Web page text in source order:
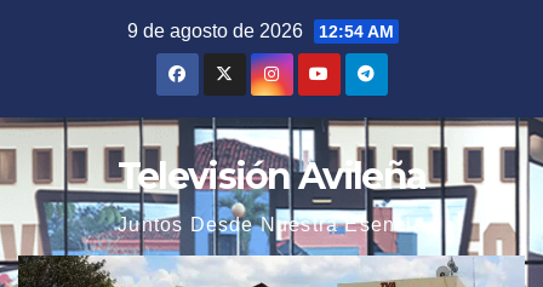
9 de agosto de 2026 12:54 AM
Televisión Avileña
Juntos Desde Nuestra Esencia